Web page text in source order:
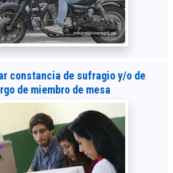
constancia de sufragio y/o de
de miembro de mesa